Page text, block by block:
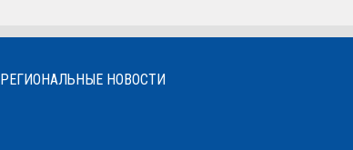
РЕГИОНАЛЬНЫЕ НОВОСТИ